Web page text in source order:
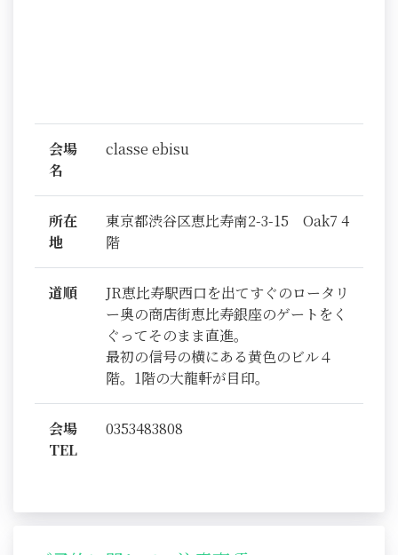
会場
名
classe ebisu
所在
地
東京都渋谷区恵比寿南2-3-15 Oak7 4
階
道順
JR恵比寿駅西口を出てすぐのロータリ
ー奥の商店街恵比寿銀座のゲートをく
ぐってそのまま直進。
最初の信号の横にある黄色のビル４
階。1階の大龍軒が目印。
会場
TEL
0353483808